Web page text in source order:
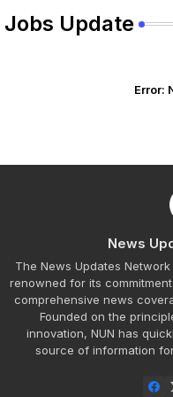
Jobs Update
Error:
News
The News Updates
renowned for its
comprehensive news
Founded on the
innovation, NUN has
source of information